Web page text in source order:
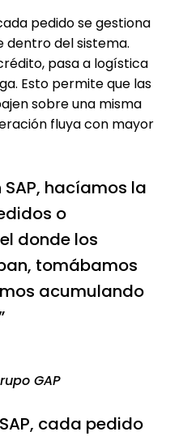
pedido se gestiona
dentro del sistema.
pasa a logística
Esto permite que las
sobre una misma
fluya con mayor
hacíamos la
o
donde los
tomábamos
acumulando
GAP
cada pedido